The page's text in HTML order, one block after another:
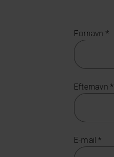
Fornavn *
Efternavn *
E-mail *